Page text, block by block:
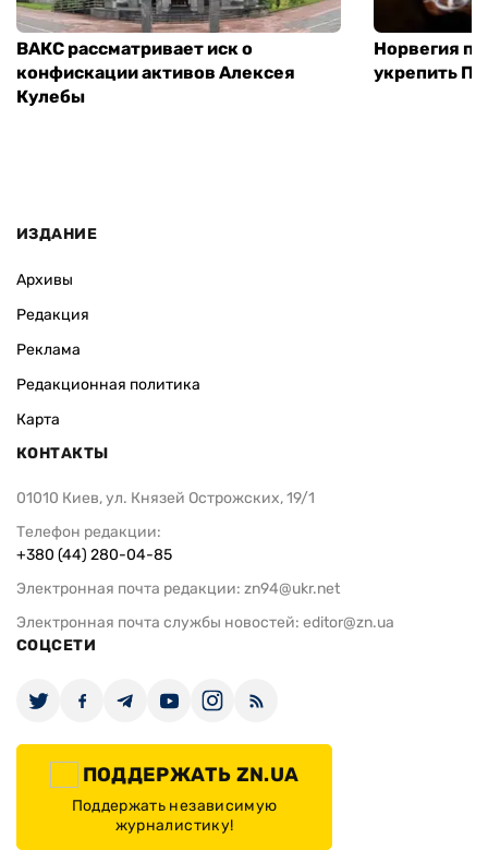
ВАКС рассматривает иск о
конфискации активов Алексея
Кулебы
Норвегия
укрепить
ИЗДАНИЕ
Архивы
Редакция
Реклама
Редакционная политика
Карта
КОНТАКТЫ
01010 Киев, ул. Князей Острожских, 19/1
Телефон редакции:
+380 (44) 280-04-85
Электронная почта редакции: zn94@ukr.net
Электронная почта службы новостей: editor@zn.ua
СОЦСЕТИ
ПОДДЕРЖАТЬ ZN.UA
Поддержать независимую
журналистику!